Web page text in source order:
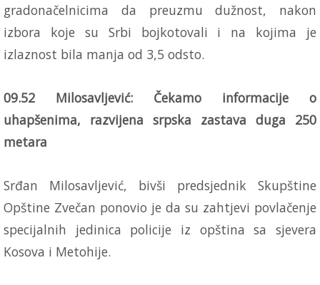
gradonačelnicima da preuzmu dužnost, nakon
izbora koje su Srbi bojkotovali i na kojima je
izlaznost bila manja od 3,5 odsto.
09.52 Milosavljević: Čekamo informacije o
uhapšenima, razvijena srpska zastava duga 250
metara
Srđan Milosavljević, bivši predsjednik Skupštine
Opštine Zvečan ponovio je da su zahtjevi povlačenje
specijalnih jedinica policije iz opština sa sjevera
Kosova i Metohije.